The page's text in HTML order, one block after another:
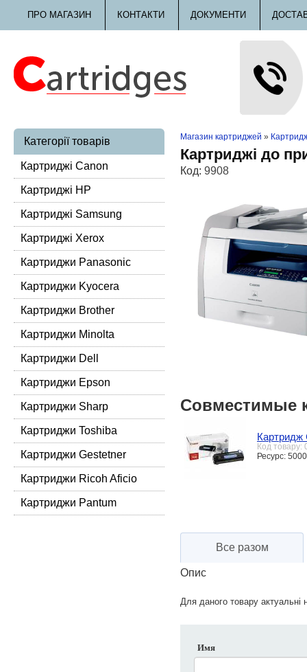
ПРО МАГАЗИН КОНТАКТИ ДОКУМЕНТИ
Категорії товарів
Картриджі Canon
Картриджі HP
Картриджі Samsung
Картриджі Xerox
Картриджи Panasonic
Картриджи Kyocera
Картриджи Brother
Картриджи Minolta
Картриджи Dell
Картриджи Epson
Картриджи Sharp
Картриджи Toshiba
Картриджи Gestetner
Картриджи Ricoh Aficio
Картриджи Pantum
Магазин картриджей »
Картриджі до
Код: 9908
Совместимые
Картридж
Код товару:
Ресурс: 5000
Все разом
Опис
Для даного товару актуальні
Имя